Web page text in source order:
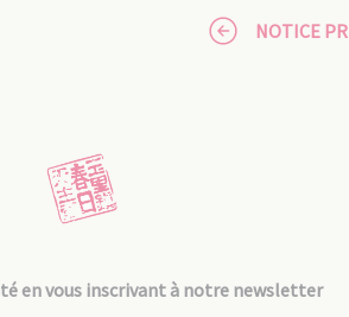
NOTICE
en vous inscrivant à notre newsletter